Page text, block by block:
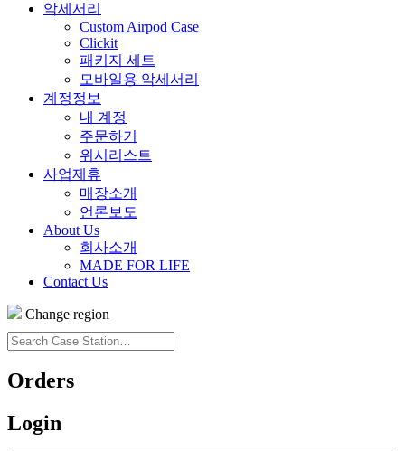
악세서리
Custom Airpod Case
Clickit
패키지 세트
모바일용 악세서리
계정정보
내 계정
주문하기
위시리스트
사업제휴
매장소개
언론보도
About Us
회사소개
MADE FOR LIFE
Contact Us
Change region
Search
Case
Station…
Orders
Login